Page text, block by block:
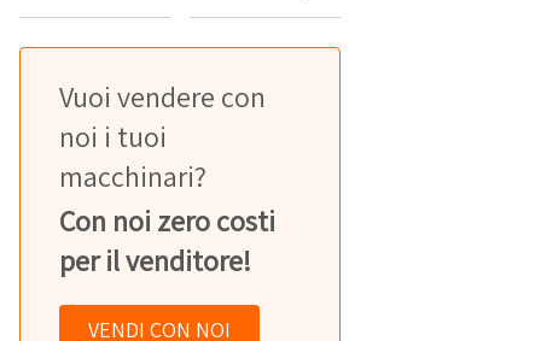
Vuoi vendere con
noi i tuoi
macchinari?
Con noi zero costi
per il venditore!
VENDI CON NOI